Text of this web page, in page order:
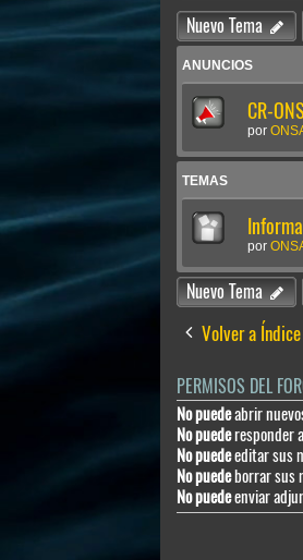
Nuevo Tema
ANUNCIOS
CR-
por
TEMAS
por
Nuevo Tema
Volver a
PERMISOS DEL
No puedeabrir
No puederesponder
No puedeeditar sus
No puedeborrar sus
No puedeenviar